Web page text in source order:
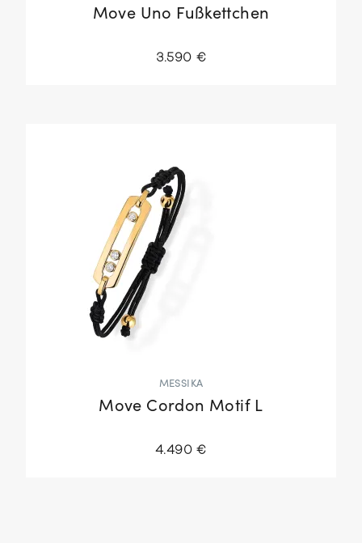
Move Uno Fußkettchen
3.590 €
MESSIKA
Move Cordon Motif L
4.490 €